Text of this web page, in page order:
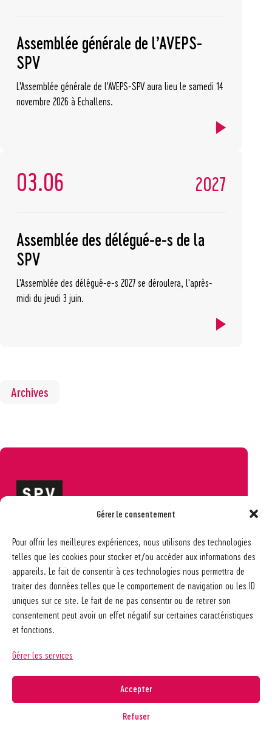
Gérer le consentement
Pour offrir les meilleures expériences, nous utilisons des technologies
telles que les cookies pour stocker et/ou accéder aux informations des
appareils. Le fait de consentir à ces technologies nous permettra de
traiter des données telles que le comportement de navigation ou les ID
uniques sur ce site. Le fait de ne pas consentir ou de retirer son
consentement peut avoir un effet négatif sur certaines caractéristiques
et fonctions.
Gérer les services
Accepter
Refuser
Assemblée générale de l’AVEPS-
SPV
L'Assemblée générale de l'AVEPS-SPV aura lieu le samedi 14
novembre 2026 à Echallens.
03.06 2027
Assemblée des délégué-e-s de la
SPV
L'Assemblée des délégué-e-s 2027 se déroulera, l'après-
midi du jeudi 3 juin.
Archives
Ch. des Allinges 2
1006 Lausanne
021 617 65 59
info@spv-vd.ch
FAQ
Les associations
Nos guides pratiques